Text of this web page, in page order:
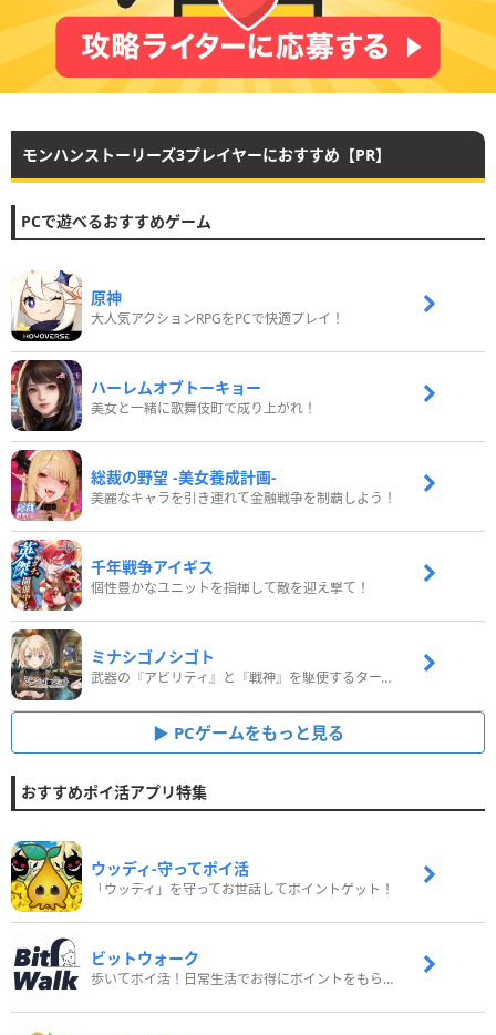
モンハンストーリーズ3プレイヤーにおすすめ【PR】
PCで遊べるおすすめゲーム
原神
大人気アクションRPGをPCで快適プレイ！
ハーレムオブトーキョー
美女と一緒に歌舞伎町で成り上がれ！
総裁の野望 -美女養成計画-
美麗なキャラを引き連れて金融戦争を制覇しよう！
千年戦争アイギス
個性豊かなユニットを指揮して敵を迎え撃て！
ミナシゴノシゴト
武器の『アビリティ』と『戦神』を駆使するターン制コマンドバトルRPG！
PCゲームをもっと見る
おすすめポイ活アプリ特集
ウッディ‐守ってポイ活
「ウッディ」を守ってお世話してポイントゲット！
ビットウォーク
歩いてポイ活！日常生活でお得にポイントをもらおう